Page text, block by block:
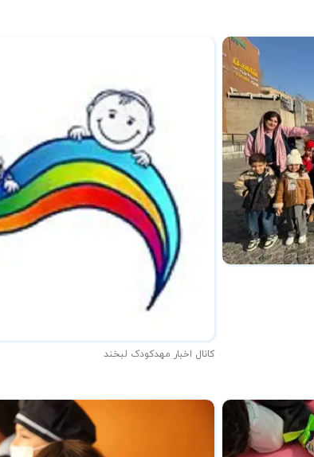
کانال اخبار مهدکودک لبخند